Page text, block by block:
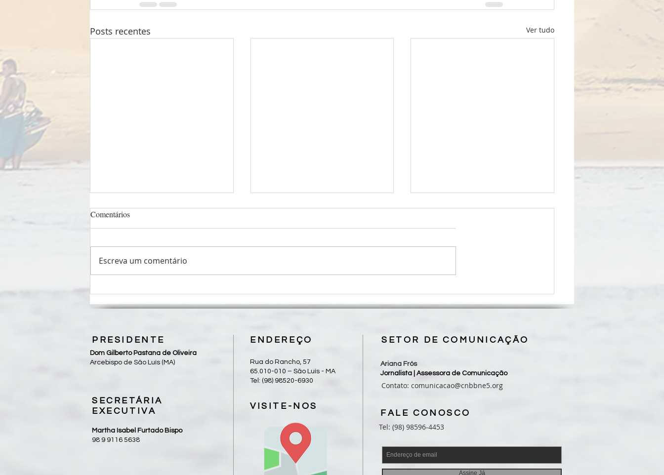
Posts recentes Ver tudo
visual, oração e a letra do hino
povo brasileiro por ocasião das
da Ação Evangelizadora 2026-
no Brasil
Comentários
Escreva um comentário
PRESIDENTE
Dom Gilberto Pastana de Oliveira
Arcebispo de São Luís (MA)
SECRETÁRIA
EXECUTIVA
Martha Isabel Furtado Bispo
98 9 9116 5638
ENDEREÇO
Rua do Rancho, 57
65.010-010 – São Luís - MA
Tel: (98) 98520-6930
VISITE-NOS
SETOR DE COMUNICAÇÃO
Assine Já
Contato: comunicacao@cnbbne5.org
Ariana Frós
Jornalista | Assessora de Comunicação
FALE CONOSCO
Tel: (98) 98596-4453